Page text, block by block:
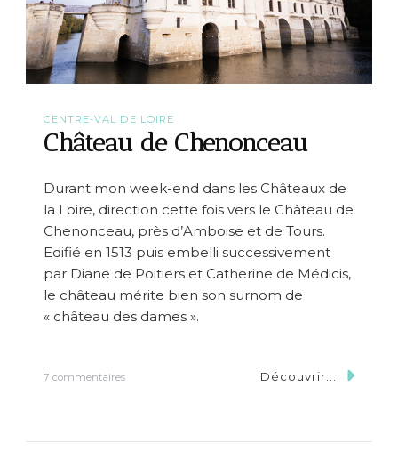
CENTRE-VAL DE LOIRE
Château de Chenonceau
Durant mon week-end dans les Châteaux de
la Loire, direction cette fois vers le Château de
Chenonceau, près d’Amboise et de Tours.
Edifié en 1513 puis embelli successivement
par Diane de Poitiers et Catherine de Médicis,
le château mérite bien son surnom de
« château des dames ».
7 commentairess
h
Découvrir...